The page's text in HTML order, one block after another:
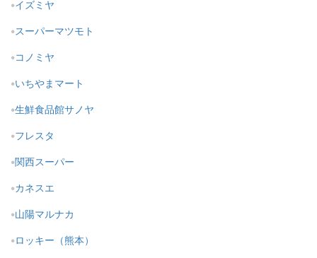
イズミヤ
スーパーマツモト
コノミヤ
いちやまマート
生鮮食品館サノヤ
フレスタ
関西スーパー
カネスエ
山陽マルナカ
ロッキー（熊本）